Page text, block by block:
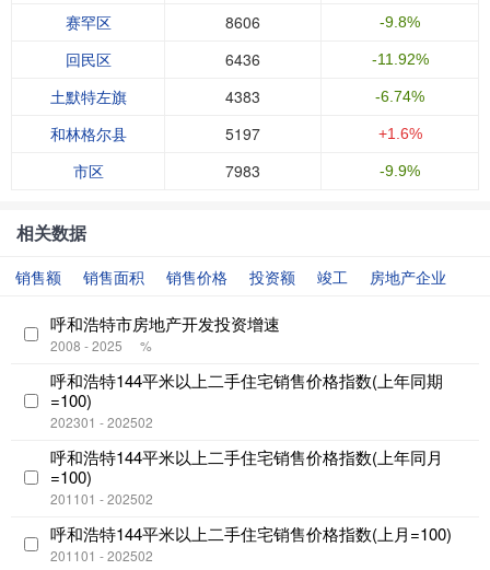
赛罕区 8606 -9.8%
回民区 6436 -11.92%
土默特左旗 4383 -6.74%
和林格尔县 5197 +1.6%
市区 7983 -9.9%
相关数据
销售额 销售面积 销售价格 投资额 竣工 房地产企业
呼和浩特市房地产开发投资增速
2008 - 2025 %
呼和浩特144平米以上二手住宅销售价格指数(上年同期
=100)
202301 - 202502
呼和浩特144平米以上二手住宅销售价格指数(上年同月
=100)
201101 - 202502
呼和浩特144平米以上二手住宅销售价格指数(上月=100)
201101 - 202502